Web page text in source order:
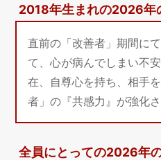
2018年生まれの2026年
直前の「改善者」期間に
て、心が病んでしまい不
在、自尊心を持ち、相手
者」の『共感力』が強化さ
全員にとっての2026年